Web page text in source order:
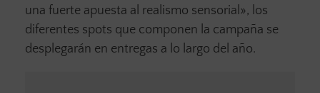
una fuerte apuesta al realismo sensorial», los
diferentes spots que componen la campaña se
desplegarán en entregas a lo largo del año.